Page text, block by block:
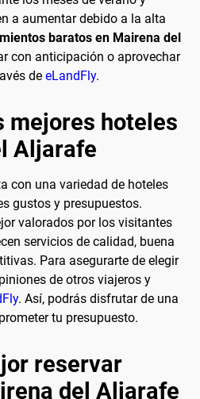
a aumentar debido a la alta
baratos en Mairena del
con anticipación o aprovechar
de eLandFly.
mejores hoteles
Aljarafe
con una variedad de hoteles
gustos y presupuestos.
valorados por los visitantes
servicios de calidad, buena
Para asegurarte de elegir
de otros viajeros y
. Así, podrás disfrutar de una
tu presupuesto.
reservar
del Aljarafe